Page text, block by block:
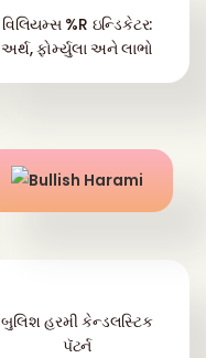
વિલિયમ્સ %R ઇન્ડિકેટર:
અર્થ, ફોર્મ્યુલા અને લાભો
બુલિશ હરમી કેન્ડલસ્ટિક
પૅટર્ન